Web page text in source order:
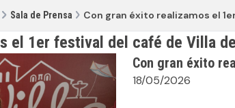
Sala de Prensa Con gran éxito realizamos el
el 1er festival del café de Villa
Con gran éxito
18/05/2026